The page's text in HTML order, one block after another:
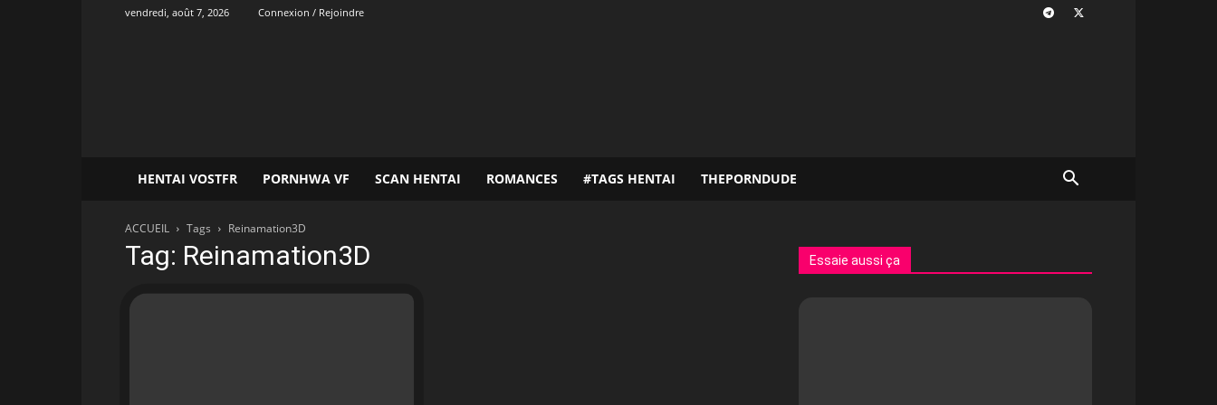
vendredi, août 7, 2026 Connexion / Rejoindre
HENTAI VOSTFR PORNHWA VF SCAN HENTAI ROMANCES #TAGS HENTAI THEPORNDUDE
ACCUEIL Tags Reinamation3D
Tag: Reinamation3D Essaie aussi ça